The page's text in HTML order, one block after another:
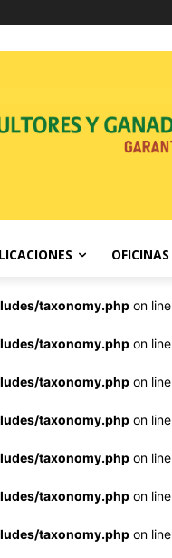
OFICINAS
taxonomy.php on line
taxonomy.php on line
taxonomy.php on line
taxonomy.php on line
taxonomy.php on line
taxonomy.php on line
taxonomy.php on line